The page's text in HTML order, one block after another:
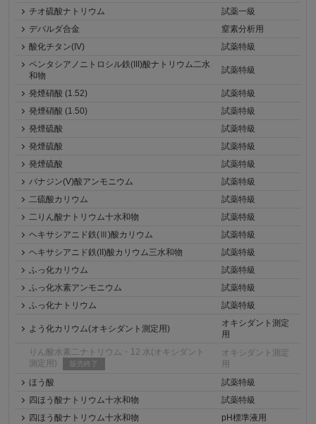
チオ硫酸ナトリウム
試薬一級
デバルダ合金
窒素分析用
酸化チタン(IV)
試薬特級
ペンタシアノニトロシル鉄(III)酸ナトリウム二水
和物
試薬特級
発煙硝酸 (1.52)
試薬特級
発煙硝酸 (1.50)
試薬特級
発煙硫酸
試薬特級
発煙硫酸
試薬特級
発煙硫酸
試薬特級
バナジン(V)酸アンモニウム
試薬特級
二硫酸カリウム
試薬特級
二りん酸ナトリウム十水和物
試薬特級
ヘキサシアニド鉄(Ⅲ)酸カリウム
試薬特級
ヘキサシアニド鉄(II)酸カリウム三水和物
試薬特級
ふっ化カリウム
試薬特級
ふっ化水素アンモニウム
試薬特級
ふっ化ナトリウム
試薬特級
よう化カリウム(オキシダント測定用)
オキシダント測定
用
りん酸水素二ナトリウム・12 水(オキシダント
測定用)
販売終了
オキシダント測定
用
ほう酸
試薬特級
四ほう酸ナトリウム十水和物
試薬特級
四ほう酸ナトリウム十水和物
pH標準液用